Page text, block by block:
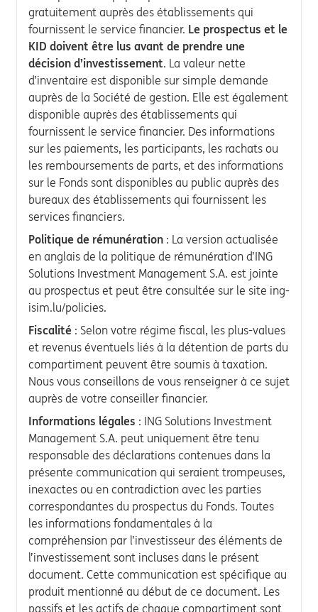
gratuitement auprès des établissements qui
fournissent le service financier. Le prospectus et le
KID doivent être lus avant de prendre une
décision d’investissement. La valeur nette
d’inventaire est disponible sur simple demande
auprès de la Société de gestion. Elle est également
disponible auprès des établissements qui
fournissent le service financier. Des informations
sur les paiements, les participants, les rachats ou
les remboursements de parts, et des informations
sur le Fonds sont disponibles au public auprès des
bureaux des établissements qui fournissent les
services financiers.
Politique de rémunération : La version actualisée
en anglais de la politique de rémunération d’ING
Solutions Investment Management S.A. est jointe
au prospectus et peut être consultée sur le site ing-
isim.lu/policies.
Fiscalité : Selon votre régime fiscal, les plus-values
et revenus éventuels liés à la détention de parts du
compartiment peuvent être soumis à taxation.
Nous vous conseillons de vous renseigner à ce sujet
auprès de votre conseiller financier.
Informations légales : ING Solutions Investment
Management S.A. peut uniquement être tenu
responsable des déclarations contenues dans la
présente communication qui seraient trompeuses,
inexactes ou en contradiction avec les parties
correspondantes du prospectus du Fonds. Toutes
les informations fondamentales à la
compréhension par l’investisseur des éléments de
l’investissement sont incluses dans le présent
document. Cette communication est spécifique au
produit mentionné au début de ce document. Les
passifs et les actifs de chaque compartiment sont